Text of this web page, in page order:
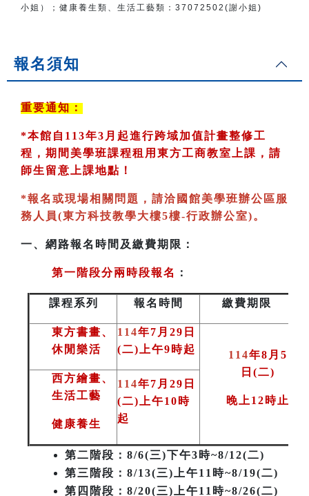
小姐）； 健康養生類、生活工藝類： 37072502(謝小姐)
報名須知
重要通知：
*本館自113年3月起進行跨域加值計畫整修工
程，期間美學班課程租用東方工商教室
上課，請
師生留意上課地點！
*報名或現場相關問題，請洽國館美學班辦公區服
務人員(東方科技教學大樓5樓-行政辦公室)。
一、 網路報名時間及繳費期限：
第一階段分兩時段報名 ：
課程系列 報名時間 繳費期限
東方書畫、
休閒樂活
114年7月29日
(二)上午9時起
114年8月5
日(二)
晚上12時止
西方繪畫、
生活工藝
健康養生
114年7月29日
(二)上午10時
起
第二階段 ：8/6(三)下午3時~8/12(二)
第三階段 ：8/13(三)上午11時~8/19(二)
第四階段：8/20(三)上午11時~8/26(二)